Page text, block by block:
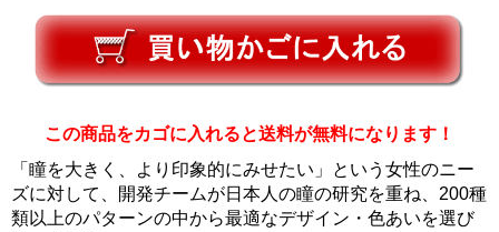
この商品をカゴに入れると送料が無料になります！
「瞳を大きく、より印象的にみせたい」という女性のニー
ズに対して、開発チームが日本人の瞳の研究を重ね、200種
類以上のパターンの中から最適なデザイン・色あいを選び